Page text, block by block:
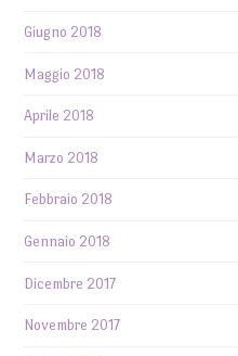
Giugno 2018
Maggio 2018
Aprile 2018
Marzo 2018
Febbraio 2018
Gennaio 2018
Dicembre 2017
Novembre 2017